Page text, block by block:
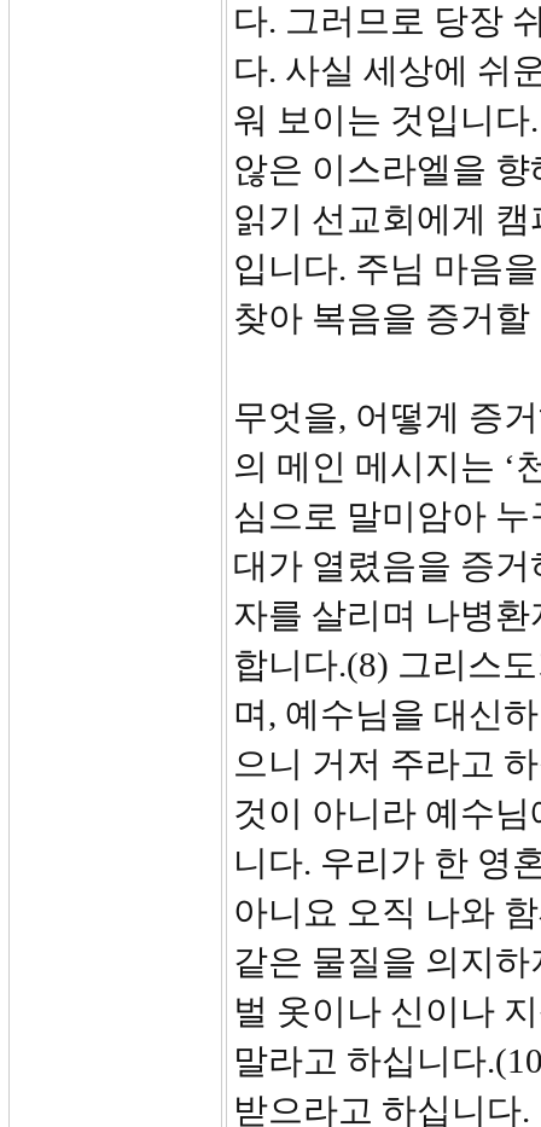
다. 그러므로 당장
다. 사실 세상에 쉬
워 보이는 것입니
않은 이스라엘을
읽기 선교회에게
입니다. 주님 마음
찾아 복음을 증거
무엇을, 어떻게 증
의 메인 메시지는 ‘
심으로 말미암아
대가 열렸음을 증
자를 살리며 나병
합니다.(8) 그리스
며, 예수님을 대신
으니 거저 주라고
것이 아니라 예수
니다. 우리가 한 영
아니요 오직 나와
같은 물질을 의지
벌 옷이나 신이나
말라고 하십니다
받으라고 하십니다